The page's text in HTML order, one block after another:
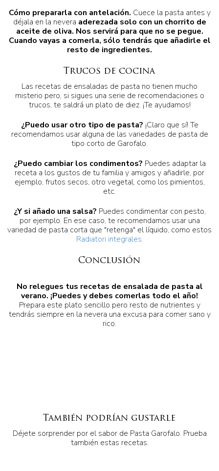
Cómo prepararla con antelación. Cuece la pasta antes y
déjala en la nevera aderezada solo con un chorrito de
aceite de oliva. Nos servirá para que no se pegue.
Cuando vayas a comerla, sólo tendrás que añadirle el
resto de ingredientes.
Trucos de cocina
Las recetas de ensaladas de pasta no tienen mucho
misterio pero, si sigues una serie de recomendaciones o
trucos, te saldrá un plato de diez. ¡Te ayudamos!
¿Puedo usar otro tipo de pasta? ¡Claro que sí! Te
recomendamos usar alguna de las variedades de pasta de
tipo corto de Garofalo.
¿Puedo cambiar los condimentos? Puedes adaptar la
receta a los gustos de tu familia y amigos y añadirle, por
ejemplo, frutos secos, otro vegetal, como los pimientos,
etc.
¿Y si añado una salsa? Puedes condimentar con pesto,
por ejemplo. En ese caso, te recomendamos usar una
variedad de pasta corta que "retenga" el líquido, como estos
Radiatori integrales.
Conclusión
No relegues tus recetas de ensalada de pasta al
verano. ¡Puedes y debes comerlas todo el año!
Prepara este plato sencillo pero resto de nutrientes y
tendrás siempre en la nevera una excusa para comer sano y
rico.
También podrían gustarle
Déjete sorprender por el sabor de Pasta Garofalo. Prueba
también estas recetas.